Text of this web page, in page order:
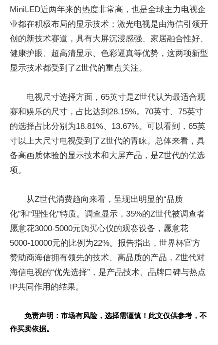
MiniLED近两年来的热度非常高，也是全球主力电视企
业都在积极布局的显示技术；激光电视是由海信引领开
创的新技术赛道，具有大屏沉浸感强、家居融合性好、
健康护眼、超高清显示、色彩逼真等优势，这两项新型
显示技术都受到了Z世代的重点关注。
电视尺寸选择方面，65英寸是Z世代认为最适合观
赛和娱乐的尺寸，占比达到28.15%。70英寸、75英寸
的选择占比分别为18.81%、13.67%。可以看到，65英
寸以上大尺寸电视受到了Z世代的青睐。总体来看，具
备高画质体验的显示技术和大屏产品，是Z世代的优选
项。
从Z世代消费趋向来看，呈现出明显的“品质
化”和“理性化”特质。调查显示，35%的Z世代被调查者
愿意花3000-5000元购买心仪的观赛设备，愿意花
5000-10000元的比例为22%。报告指出，世界杯官方
赞助商海信拥有领先的技术、高品质的产品，Z世代对
海信电视的“优先选择”，是产品技术、品牌口碑与热点
IP共同作用的结果。
免责声明：市场有风险，选择需谨慎！此文仅供参考，不
作买卖依据。